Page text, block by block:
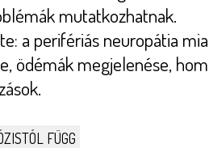
mutatkozhatnak.
a perifériás neuropátia
ödémák megjelenése,
FÜGG